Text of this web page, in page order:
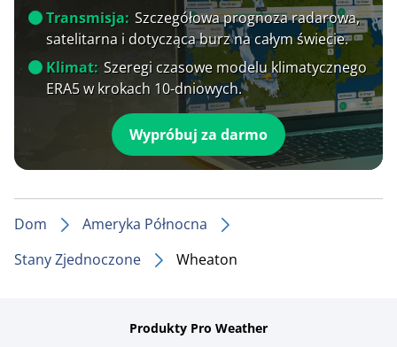
Transmisja: Szczegółowa prognoza radarowa,
satelitarna i dotycząca burz na całym świecie.
Klimat: Szeregi czasowe modelu klimatycznego
ERA5 w krokach 10-dniowych.
Wypróbuj za darmo
Dom
Ameryka Północna
Stany Zjednoczone
Wheaton
Produkty Pro Weather